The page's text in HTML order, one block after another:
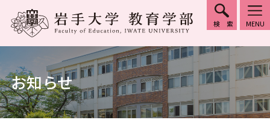
検索 MENU
お知らせ